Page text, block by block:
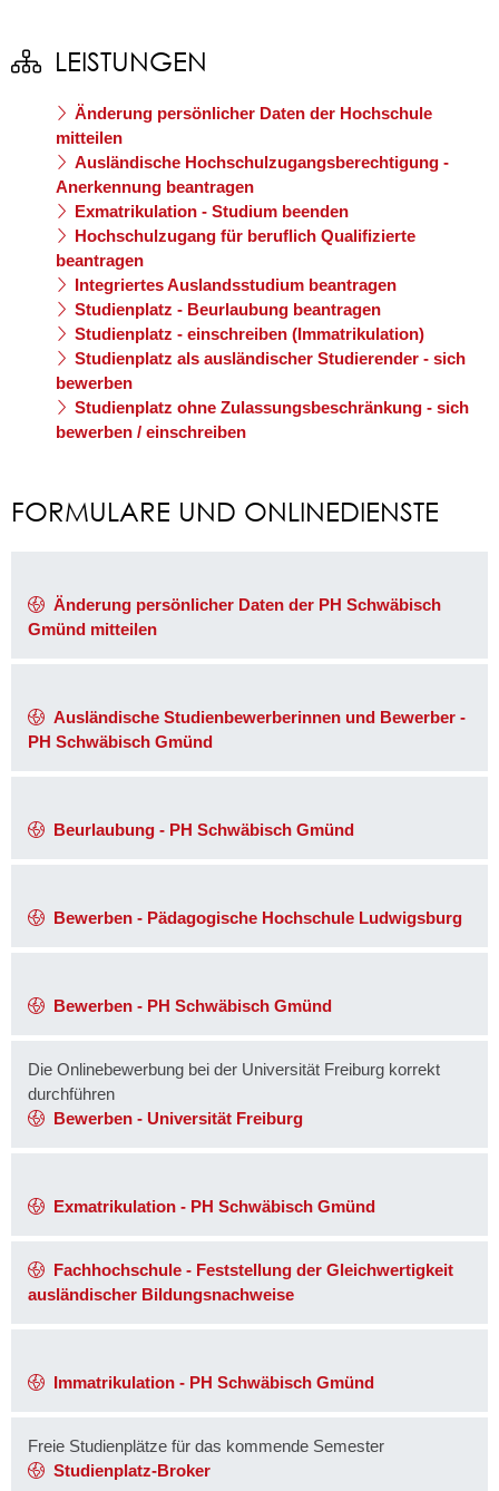
LEISTUNGEN
Änderung persönlicher Daten der Hochschule
mitteilen
Ausländische Hochschulzugangsberechtigung -
Anerkennung beantragen
Exmatrikulation - Studium beenden
Hochschulzugang für beruflich Qualifizierte
beantragen
Integriertes Auslandsstudium beantragen
Studienplatz - Beurlaubung beantragen
Studienplatz - einschreiben (Immatrikulation)
Studienplatz als ausländischer Studierender - sich
bewerben
Studienplatz ohne Zulassungsbeschränkung - sich
bewerben / einschreiben
FORMULARE UND ONLINEDIENSTE
Änderung persönlicher Daten der PH Schwäbisch
Gmünd mitteilen
Ausländische Studienbewerberinnen und Bewerber -
PH Schwäbisch Gmünd
Beurlaubung - PH Schwäbisch Gmünd
Bewerben - Pädagogische Hochschule Ludwigsburg
Bewerben - PH Schwäbisch Gmünd
Bewerben - Universität Freiburg
Die Onlinebewerbung bei der Universität Freiburg korrekt
durchführen
Exmatrikulation - PH Schwäbisch Gmünd
Fachhochschule - Feststellung der Gleichwertigkeit
ausländischer Bildungsnachweise
Immatrikulation - PH Schwäbisch Gmünd
Studienplatz-Broker
Freie Studienplätze für das kommende Semester